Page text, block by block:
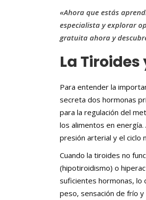
«Ahora que estás
especialista y explorar
gratuita ahora y
La
Para entender la
secreta dos hormonas
para la regulación del
los alimentos en
presión arterial y el ciclo
Cuando la tiroides no
(hipotiroidismo) o
suficientes hormonas, lo
peso, sensación de frío